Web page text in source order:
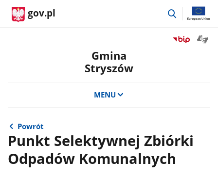
gov.pl
przejdź
Przejdź
Gmina
Stryszów
MENU
Powrót
Punkt Selektywnej Zbiórki
Odpadów Komunalnych